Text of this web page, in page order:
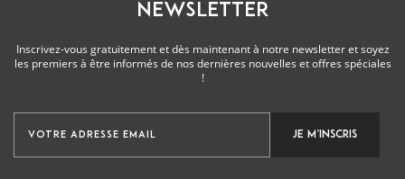
NEWSLETTER
Inscrivez-vous gratuitement et dès maintenant à notre newsletter et soyez
les premiers à être informés de nos dernières nouvelles et offres spéciales
!